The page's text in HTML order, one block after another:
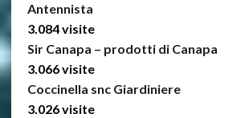
Antennista
3.084 visite
Sir Canapa – prodotti di Canapa
3.066 visite
Coccinella snc Giardiniere
3.026 visite